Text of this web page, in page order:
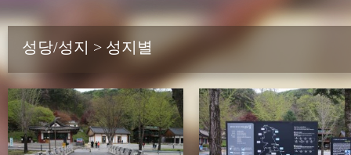
성당/성지 > 성지별